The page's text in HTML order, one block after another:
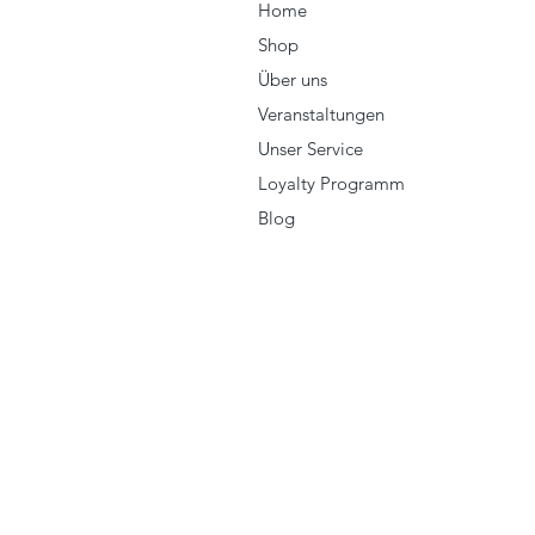
Home
Shop
Über uns
Veranstaltungen
Unser Service
Loyalty Programm
Blog